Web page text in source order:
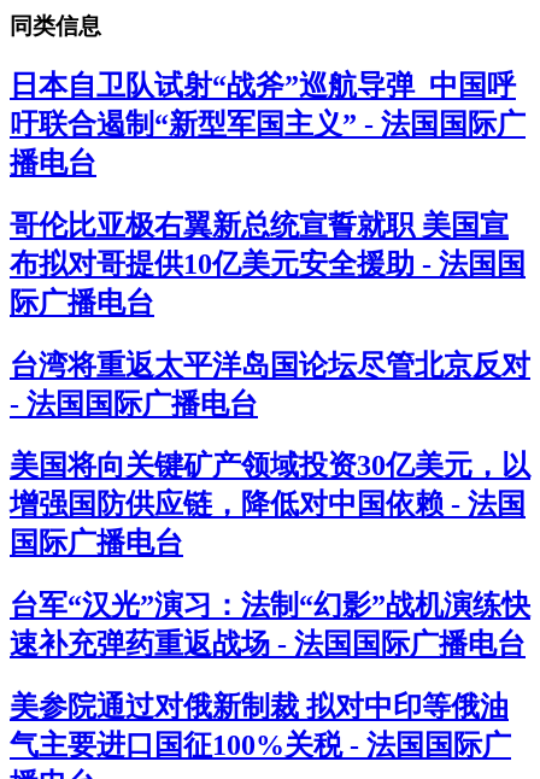
同类信息
日本自卫队试射“战斧”巡航导弹 中国呼
吁联合遏制“新型军国主义” - 法国国际广
播电台
哥伦比亚极右翼新总统宣誓就职 美国宣
布拟对哥提供10亿美元安全援助 - 法国国
际广播电台
台湾将重返太平洋岛国论坛尽管北京反对
- 法国国际广播电台
美国将向关键矿产领域投资30亿美元，以
增强国防供应链，降低对中国依赖 - 法国
国际广播电台
台军“汉光”演习：法制“幻影”战机演练快
速补充弹药重返战场 - 法国国际广播电台
美参院通过对俄新制裁 拟对中印等俄油
气主要进口国征100%关税 - 法国国际广